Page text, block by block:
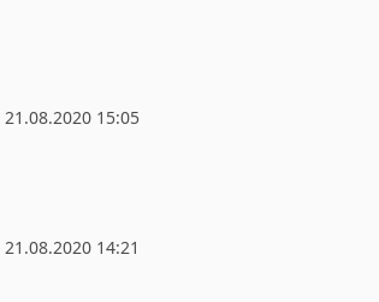
21.08.2020 15:05
21.08.2020 14:21